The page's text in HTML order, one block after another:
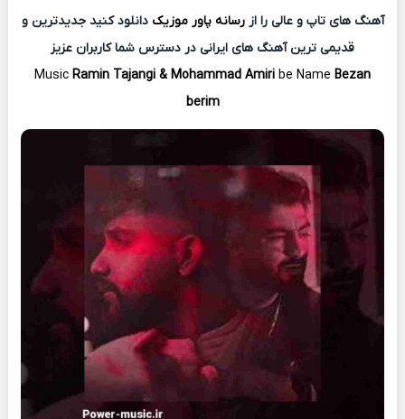
آهنگ های تاپ و عالی را ازرسانه پاور موزیک دانلود کنید جدیدترین و
قدیمی ترین آهنگ های ایرانی در دسترس شما کاربران عزیز
Music Ramin Tajangi & Mohammad Amiri be Name Bezan
berim